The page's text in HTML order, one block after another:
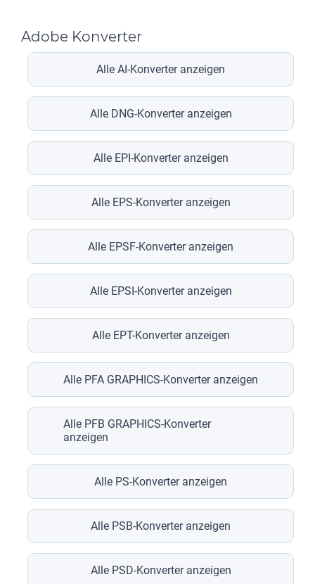
Adobe Konverter
Alle AI-Konverter anzeigen
Alle DNG-Konverter anzeigen
Alle EPI-Konverter anzeigen
Alle EPS-Konverter anzeigen
Alle EPSF-Konverter anzeigen
Alle EPSI-Konverter anzeigen
Alle EPT-Konverter anzeigen
Alle PFA GRAPHICS-Konverter anzeigen
Alle PFB GRAPHICS-Konverter
anzeigen
Alle PS-Konverter anzeigen
Alle PSB-Konverter anzeigen
Alle PSD-Konverter anzeigen